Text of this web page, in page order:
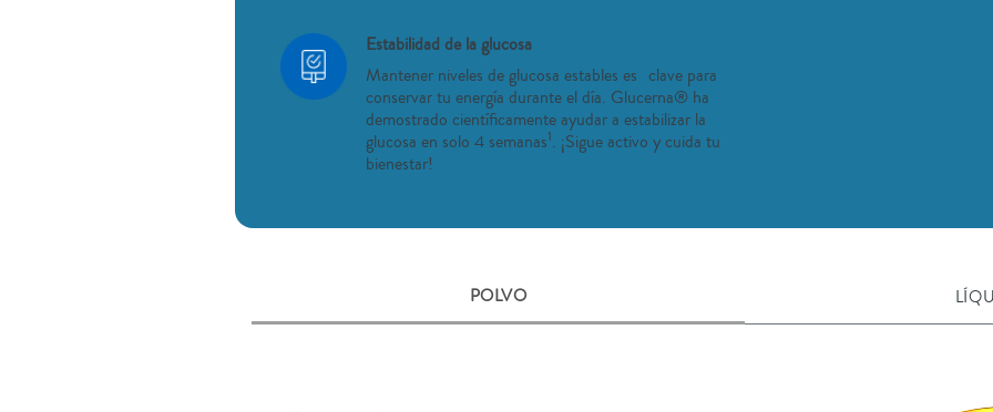
Estabilidad de la glucosa
Mantener niveles de glucosa estables es clave para
conservar tu energía durante el día. Glucerna® ha
demostrado científicamente ayudar a estabilizar la
glucosa en solo 4 semanas1. ¡Sigue activo y cuida tu
bienestar!
POLVO